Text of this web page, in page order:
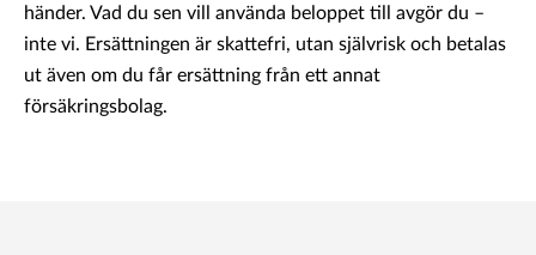
händer. Vad du sen vill använda beloppet till avgör du –
inte vi. Ersättningen är skattefri, utan självrisk och betalas
ut även om du får ersättning från ett annat
försäkringsbolag.